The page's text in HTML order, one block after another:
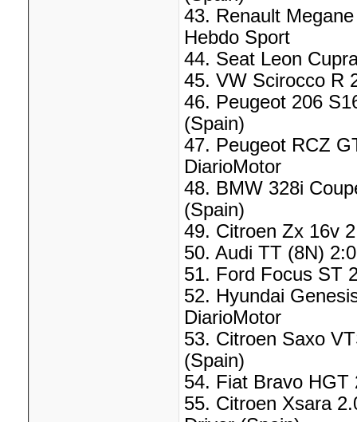
43. Renault
Hebdo Sport
44. Seat Leon
45. VW Scirocco R
46. Peugeot 206
(Spain)
47. Peugeot RCZ
DiarioMotor
48. BMW 328i
(Spain)
49. Citroen Zx 16v
50. Audi TT (8N)
51. Ford Focus ST
52. Hyundai
DiarioMotor
53. Citroen Saxo
(Spain)
54. Fiat Bravo HGT
55. Citroen Xsara